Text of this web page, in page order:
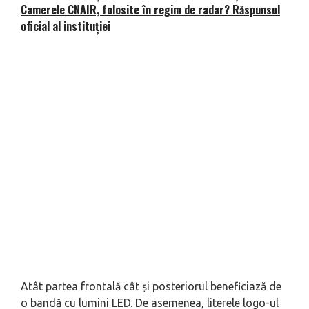
Camerele CNAIR, folosite în regim de radar? Răspunsul
oficial al instituției
Atât partea frontală cât și posteriorul beneficiază de
o bandă cu lumini LED. De asemenea, literele logo-ul